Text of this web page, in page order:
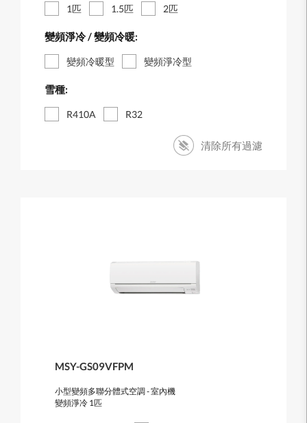
1匹 1.5匹 2匹
變頻淨冷 / 變頻冷暖:
變頻冷暖型 變頻淨冷型
雪種:
R410A R32
清除所有過濾
MSY-GS09VFPM
小型變頻多聯分體式空調 - 室內機
變頻淨冷 1匹